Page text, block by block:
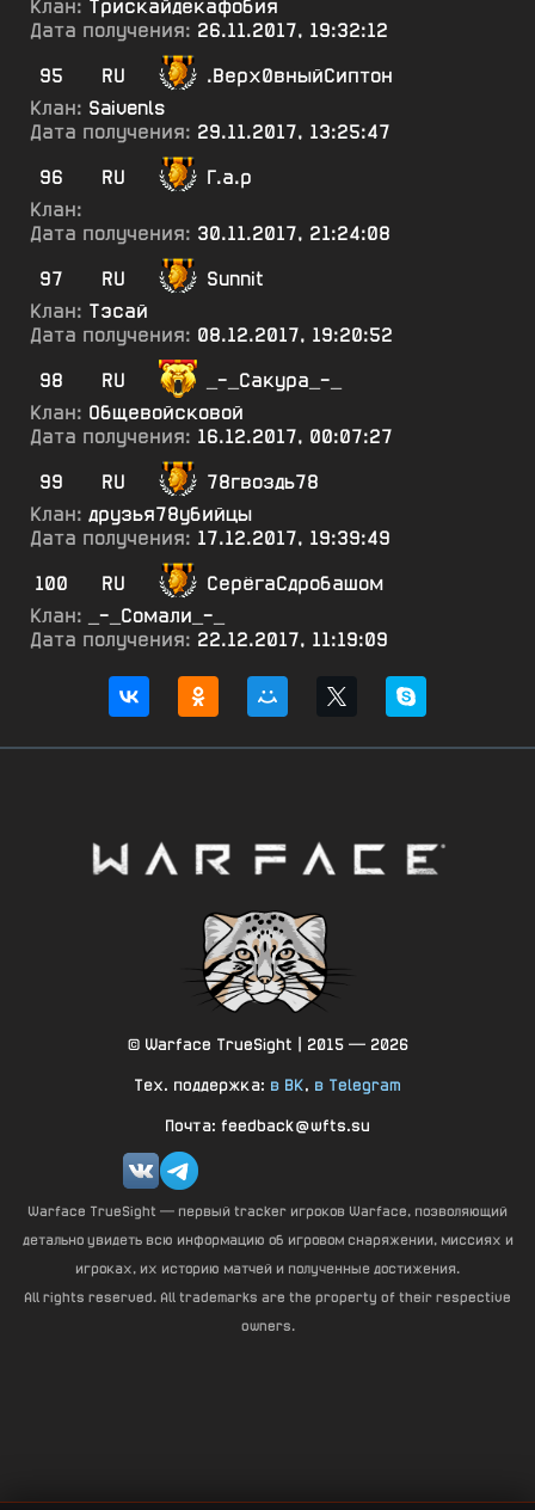
Клан: Трискайдекафобия
Дата получения: 26.11.2017, 19:32:12
95
RU
.Верх0вныйСиптон
Клан: Saivenls
Дата получения: 29.11.2017, 13:25:47
96
RU
Г.а.р
Клан:
Дата получения: 30.11.2017, 21:24:08
97
RU
Sunnit
Клан: Тэсай
Дата получения: 08.12.2017, 19:20:52
98
RU
_-_Сакура_-_
Клан: Общевойсковой
Дата получения: 16.12.2017, 00:07:27
99
RU
78гвоздь78
Клан: друзья78убийцы
Дата получения: 17.12.2017, 19:39:49
100
RU
СерёгаСдробашом
Клан:
_-_Сомали_-_
Дата получения: 22.12.2017, 11:19:09
© Warface TrueSight | 2015 — 2026
Тех. поддержка: в ВК, в Telegram
Почта: feedback@wfts.su
Warface TrueSight — первый tracker игроков Warface, позволяющий
детально увидеть всю информацию об игровом снаряжении, миссиях и
игроках, их историю матчей и полученные достижения.
All rights reserved. All trademarks are the property of their respective
owners.